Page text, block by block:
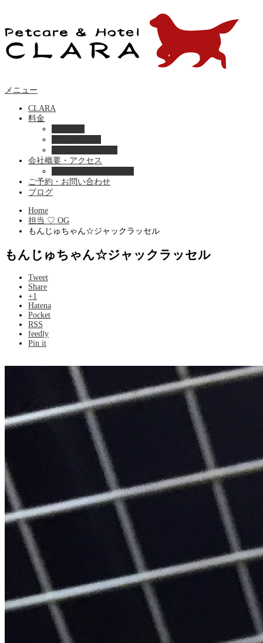
メニュー
CLARA
料金
会社概要・アクセス
ご予約・お問い合わせ
ブログ
Home
担当 ♡ OG
もんじゅちゃん☆ジャックラッセル
もんじゅちゃん☆ジャックラッセル
Tweet
Share
+1
Hatena
Pocket
RSS
feedly
Pin it